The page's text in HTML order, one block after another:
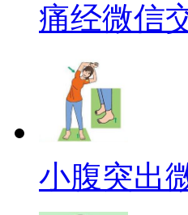
痛经微信
小腹突出